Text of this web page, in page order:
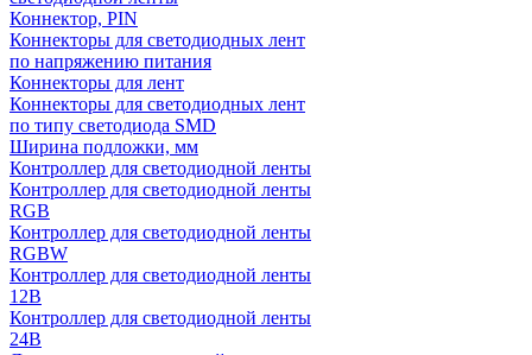
Коннектор, PIN
Коннекторы для светодиодных лент
по напряжению питания
Коннекторы для лент
Коннекторы для светодиодных лент
по типу светодиода SMD
Ширина подложки, мм
Контроллер для светодиодной ленты
Контроллер для светодиодной ленты
RGB
Контроллер для светодиодной ленты
RGBW
Контроллер для светодиодной ленты
12В
Контроллер для светодиодной ленты
24В